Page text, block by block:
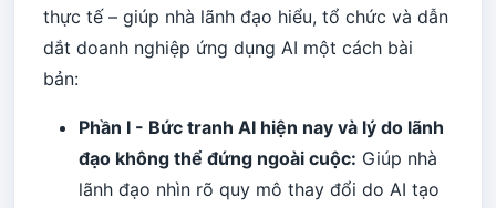
thực tế – giúp nhà lãnh đạo hiểu, tổ chức và dẫn
dắt doanh nghiệp ứng dụng AI một cách bài
bản:
Phần I - Bức tranh AI hiện nay và lý do lãnh
đạo không thể đứng ngoài cuộc: Giúp nhà
lãnh đạo nhìn rõ quy mô thay đổi do AI tạo